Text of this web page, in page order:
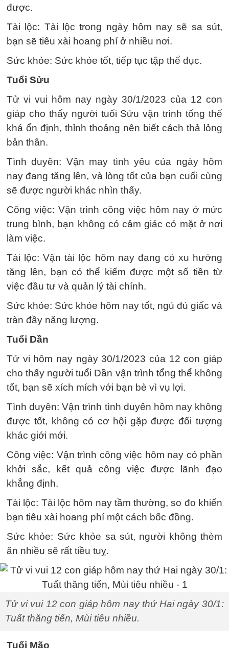
được.
Tài lộc: Tài lộc trong ngày hôm nay sẽ sa sút,
bạn sẽ tiêu xài hoang phí ở nhiều nơi.
Sức khỏe: Sức khỏe tốt, tiếp tục tập thể dục.
Tuổi Sửu
Tử vi vui hôm nay ngày 30/1/2023 của 12 con
giáp cho thấy người tuổi Sửu vận trình tổng thể
khá ổn định, thỉnh thoảng nên biết cách thả lỏng
bản thân.
Tình duyên: Vận may tình yêu của ngày hôm
nay đang tăng lên, và lòng tốt của bạn cuối cùng
sẽ được người khác nhìn thấy.
Công việc: Vận trình công việc hôm nay ở mức
trung bình, bạn không có cảm giác có mặt ở nơi
làm việc.
Tài lộc: Vận tài lộc hôm nay đang có xu hướng
tăng lên, bạn có thể kiếm được một số tiền từ
việc đầu tư và quản lý tài chính.
Sức khỏe: Sức khỏe hôm nay tốt, ngủ đủ giấc và
tràn đầy năng lượng.
Tuổi Dần
Tử vi hôm nay ngày 30/1/2023 của 12 con giáp
cho thấy người tuổi Dần vận trình tổng thể không
tốt, bạn sẽ xích mích với bạn bè vì vụ lợi.
Tình duyên: Vận trình tình duyên hôm nay không
được tốt, không có cơ hội gặp được đối tượng
khác giới mới.
Công việc: Vận trình công việc hôm nay có phần
khởi sắc, kết quả công việc được lãnh đạo
khẳng định.
Tài lộc: Tài lộc hôm nay tầm thường, so đo khiến
bạn tiêu xài hoang phí một cách bốc đồng.
Sức khỏe: Sức khỏe sa sút, người không thèm
ăn nhiều sẽ rất tiều tuỵ.
Tử vi vui 12 con giáp hôm nay thứ Hai ngày 30/1:
Tuất thăng tiến, Mùi tiêu nhiều.
Tuổi Mão